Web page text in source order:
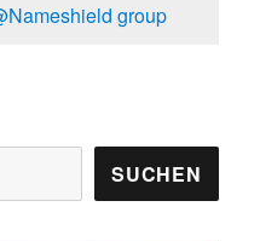
group
SUCHEN